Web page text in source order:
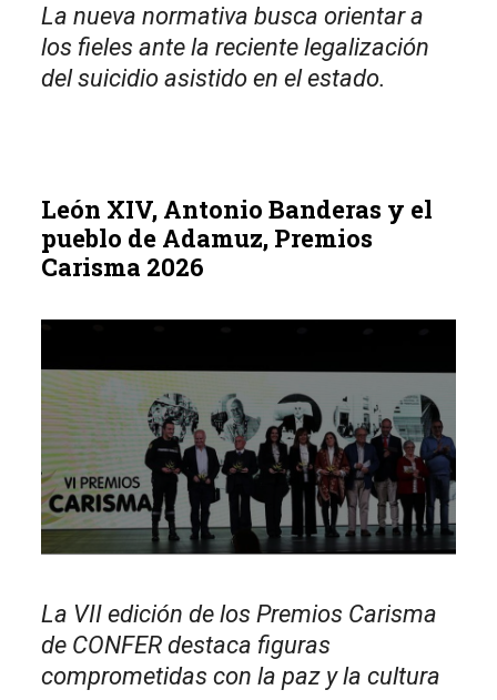
La nueva normativa busca orientar a
los fieles ante la reciente legalización
del suicidio asistido en el estado.
León XIV, Antonio Banderas y el
pueblo de Adamuz, Premios
Carisma 2026
La VII edición de los Premios Carisma
de CONFER destaca figuras
comprometidas con la paz y la cultura